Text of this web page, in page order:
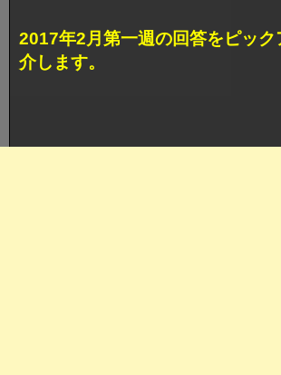
2017年2月第一週の回答をピック
介します。